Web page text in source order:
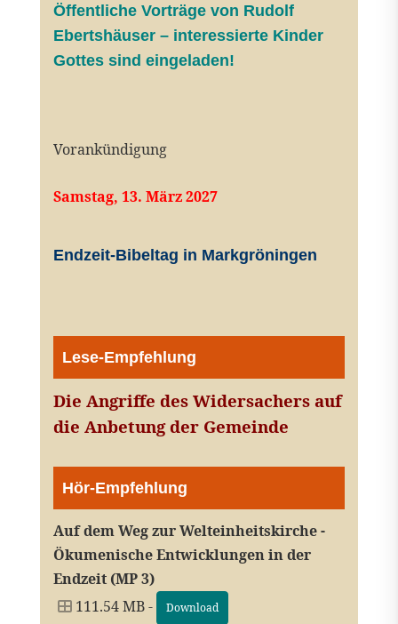
Öffentliche Vorträge von Rudolf
Ebertshäuser – interessierte Kinder
Gottes sind eingeladen!
Vorankündigung
Samstag, 13. März 2027
Endzeit-Bibeltag in Markgröningen
Lese-Empfehlung
Die Angriffe des Widersachers auf
die Anbetung der Gemeinde
Hör-Empfehlung
Auf dem Weg zur Welteinheitskirche -
Ökumenische Entwicklungen in der
Endzeit (MP 3)
111.54 MB -
Download